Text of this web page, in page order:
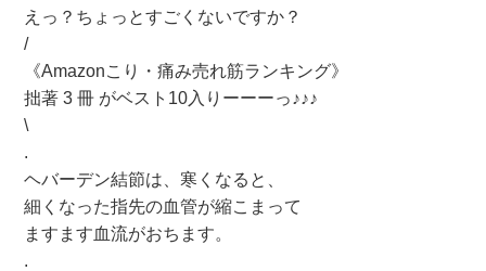
えっ？ちょっとすごくないですか？
/
《Amazonこり・痛み売れ筋ランキング》
拙著 3 冊 がベスト10入りーーーっ♪♪♪
\
.
ヘバーデン結節は、寒くなると、
細くなった指先の血管が縮こまって
ますます血流がおちます。
.